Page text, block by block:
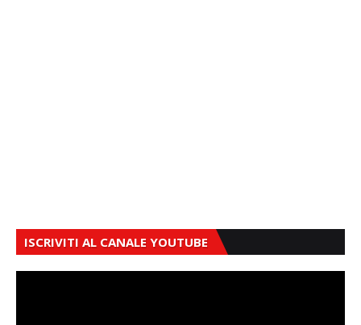
ISCRIVITI AL CANALE YOUTUBE